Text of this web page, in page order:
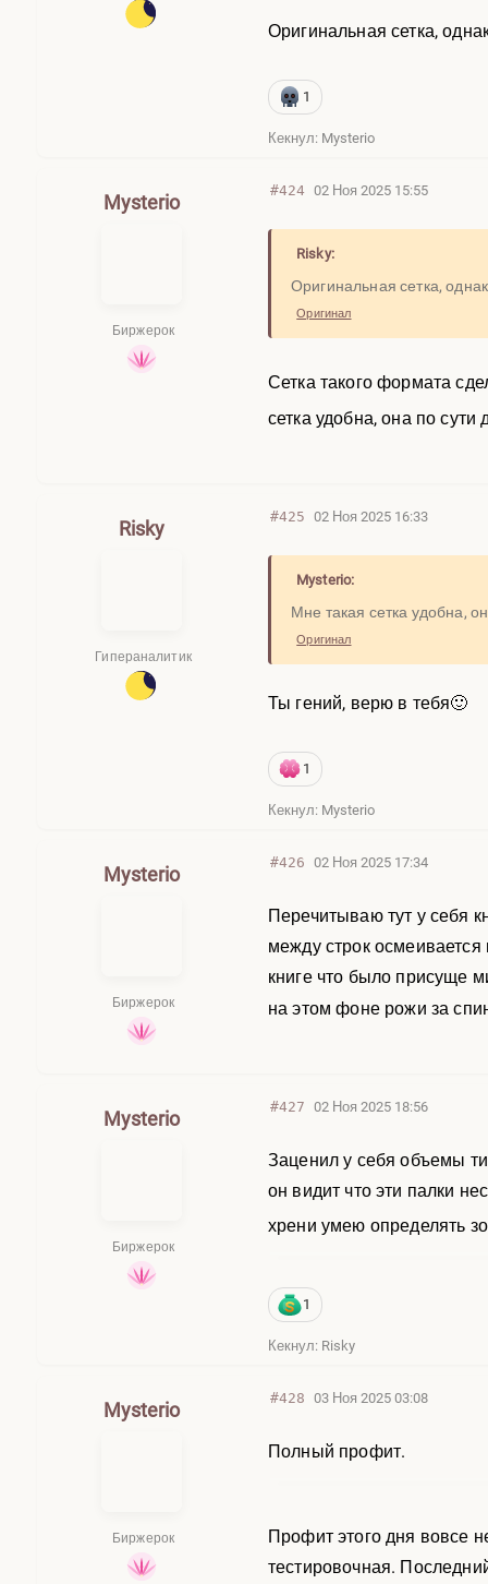
Оригинальная сетка,
1
Кекнул: Mysterio
Mysterio
Биржерок
#424 02 Ноя 2025 15:55
Risky:
Оригинальная сетка,
Оригинал
Сетка такого формата
сетка удобна, она по
Risky
Гипераналитик
#425 02 Ноя 2025 16:33
Mysterio:
Мне такая сетка удобна,
Оригинал
Ты гений, верю в тебя🙂
1
Кекнул: Mysterio
Mysterio
Биржерок
#426 02 Ноя 2025 17:34
Перечитываю тут у себя
между строк
книге что было присуще
на этом фоне рожи за
Mysterio
Биржерок
#427 02 Ноя 2025 18:56
Заценил у себя объемы
он видит что эти палки
хрени умею определять
1
Кекнул: Risky
Mysterio
Биржерок
#428 03 Ноя 2025 03:08
Полный профит.
Профит этого дня вовсе
тестировочная.